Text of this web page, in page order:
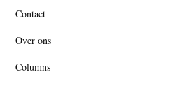
Contact
Over ons
Columns